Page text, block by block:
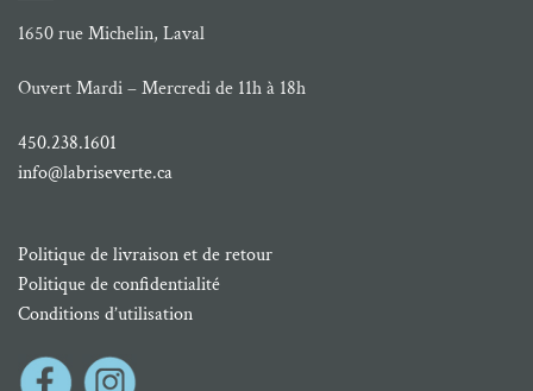
1650 rue Michelin, Laval
Ouvert Mardi – Mercredi de 11h à 18h
450.238.1601
info@labriseverte.ca
Politique de livraison et de retour
Politique de confidentialité
Conditions d’utilisation